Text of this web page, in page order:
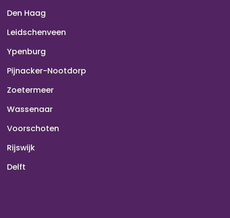
Den Haag
Leidschenveen
Ypenburg
Pijnacker-Nootdorp
Zoetermeer
Wassenaar
Voorschoten
Rijswijk
Delft